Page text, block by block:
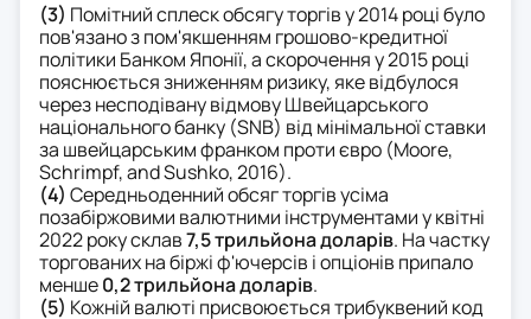
(3) Помітний сплеск обсягу торгів у 2014 році було
пов'язано з пом'якшенням грошово-кредитної
політики Банком Японії, а скорочення у 2015 році
пояснюється зниженням ризику, яке відбулося
через несподівану відмову Швейцарського
національного банку (SNB) від мінімальної ставки
за швейцарським франком проти євро (Moore,
Schrimpf, and Sushko, 2016).
(4) Середньоденний обсяг торгів усіма
позабіржовими валютними інструментами у квітні
2022 року склав7,5 трильйона доларів. На частку
торгованих на біржі ф'ючерсів і опціонів припало
менше0,2 трильйона доларів.
(5) Кожній валюті присвоюється трибуквений код